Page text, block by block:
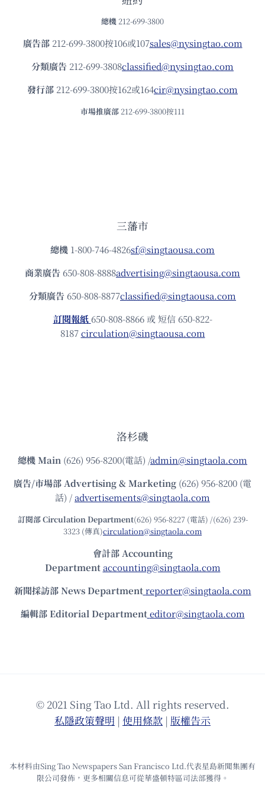
總機 212-699-3800
廣告部212-699-3800按106或107sales@nysingtao.com
分類廣告 212-699-3808classified@nysingtao.com
發⾏部 212-699-3800按162或164cir@nysingtao.com
市場推廣部 212-699-3800按111
三藩市
總機 1-800-746-4826sf@singtaousa.com
商業廣告 650-808-8888advertising@singtaousa.com
分類廣告 650-808-8877classified@singtaousa.com
訂閱報紙 650-808-8866 或 短信 650-822-
8187circulation@singtaousa.com
洛杉磯
總機Main (626) 956-8200(電話) /admin@singtaola.com
廣告/市場部Advertising & Marketing (626) 956-8200 (電
話) /advertisements@singtaola.com
訂閱部 Circulation Department(626) 956-8227 (電話) /(626) 239-
3323 (傳真)circulation@singtaola.com
會計部 Accounting
Department accounting@singtaola.com
新聞採訪部 News Department reporter@singtaola.com
編輯部 Editorial Department editor@singtaola.com
© 2021 Sing Tao Ltd. All rights reserved.
私隱政策聲明 | 使⽤條款 | 版權告⽰
本材料由Sing Tao Newspapers San Francisco Ltd.代表星島新聞集團有
限公司發佈，更多相關信息可從華盛頓特區司法部獲得。